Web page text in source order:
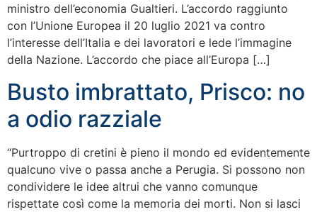
ministro dell’economia Gualtieri. L’accordo raggiunto
con l’Unione Europea il 20 luglio 2021 va contro
l’interesse dell’Italia e dei lavoratori e lede l’immagine
della Nazione. L’accordo che piace all’Europa […]
Busto imbrattato, Prisco: no
a odio razziale
“Purtroppo di cretini è pieno il mondo ed evidentemente
qualcuno vive o passa anche a Perugia. Si possono non
condividere le idee altrui che vanno comunque
rispettate così come la memoria dei morti. Non si lasci